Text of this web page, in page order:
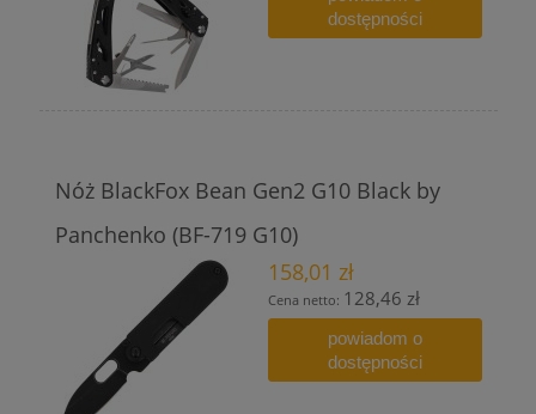
dostępności
Nóż BlackFox Bean Gen2 G10 Black by
Panchenko (BF-719 G10)
158,01 zł
Cena netto: 128,46 zł
powiadom o
dostępności